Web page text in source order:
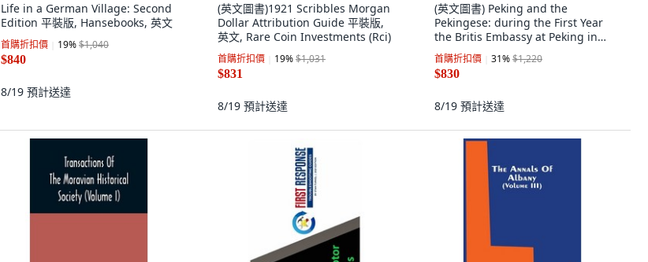
Life in a German Village: Second
Edition 平裝版, Hansebooks, 英文
首購折扣價 19%$1,040
$840
8/19 預計送達
(英文圖書)1921 Scribbles Morgan
Dollar Attribution Guide 平裝版,
英文, Rare Coin Investments (Rci)
首購折扣價 19%$1,031
$831
8/19 預計送達
(英文圖書) Peking and the
Pekingese: during the First Year
the Britis Embassy at Peking in
Two Volumes ... 平裝版,
Hansebooks, 英文
首購折扣價 31%$1,220
$830
8/19 預計送達